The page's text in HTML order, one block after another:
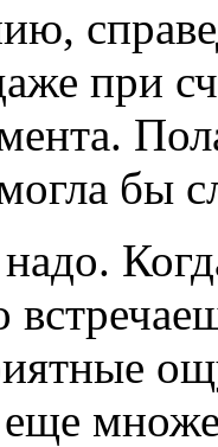
при
бы